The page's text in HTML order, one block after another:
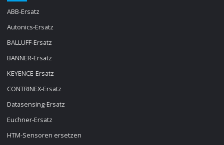
ABB-Ersatz
Autonics-Ersatz
BALLUFF-Ersatz
BANNER-Ersatz
KEYENCE-Ersatz
CONTRINEX-Ersatz
Datasensing-Ersatz
Euchner-Ersatz
HTM-Sensoren ersetzen